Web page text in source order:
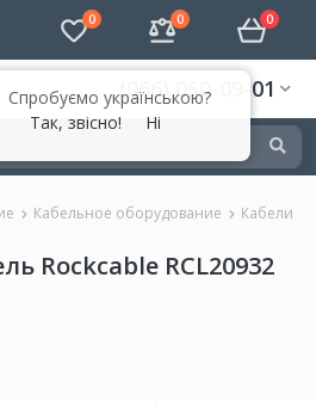
0 0 0
(066) 050-09-01
Кабельное оборудование Кабели
Rockcable RCL20932
Спробуємо українською?
Так, звісно!
Ні